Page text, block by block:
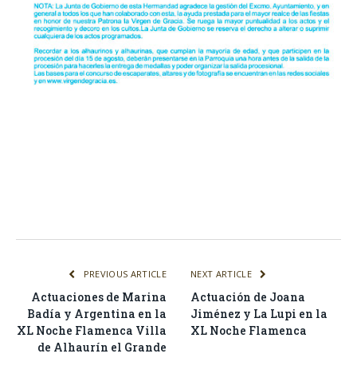
PREVIOUS ARTICLE
Actuaciones de Marina
Badía y Argentina en la
XL Noche Flamenca Villa
de Alhaurín el Grande
NEXT ARTICLE
Actuación de Joana
Jiménez y La Lupi en la
XL Noche Flamenca